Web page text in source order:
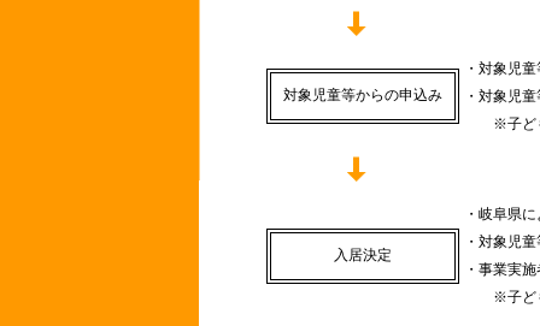
対象児童等からの申込み
・対象児
・対象児
※子ども
入居決定
・岐阜県
・対象児
・事業実
※子ども